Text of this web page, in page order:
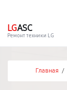
LGASC
Ремонт техники LG
Главная /